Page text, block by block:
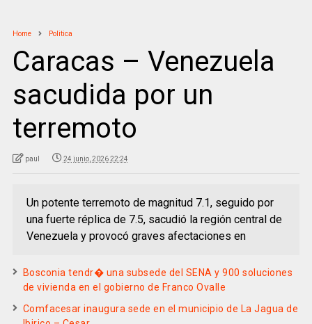
Home Politica
Caracas – Venezuela
sacudida por un
terremoto
paul 24 junio, 2026 22:24
Un potente terremoto de magnitud 7.1, seguido por
una fuerte réplica de 7.5, sacudió la región central de
Venezuela y provocó graves afectaciones en
Bosconia tendr� una subsede del SENA y 900 soluciones
de vivienda en el gobierno de Franco Ovalle
Comfacesar inaugura sede en el municipio de La Jagua de